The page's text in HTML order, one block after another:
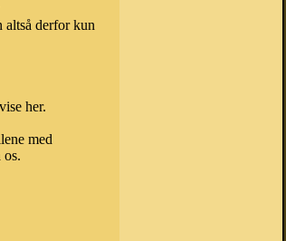
altså derfor kun
her.
med
os.